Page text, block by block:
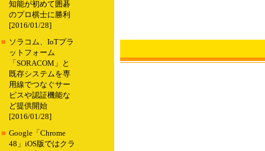
知能が初めて囲碁
のプロ棋士に勝利
[2016/01/28]
■ ソラコム、IoTプラ
ットフォーム
「SORACOM」と
既存システムを専
用線でつなぐサー
ビスや認証機能な
ど提供開始
[2016/01/28]
■ Google「Chrome
48」iOS版ではクラ